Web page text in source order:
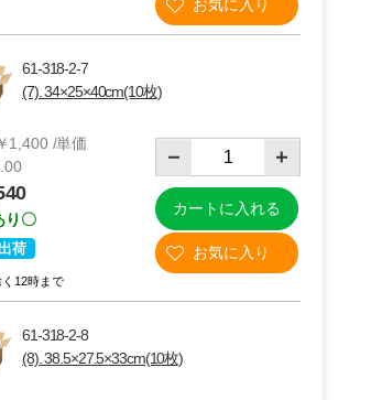
61-318-2-7
(7). 34×25×40cm(10枚)
1,400 /単価
り〇
荷
12時まで
カートに入れる
61-318-2-8
(8). 38.5×27.5×33cm(10枚)